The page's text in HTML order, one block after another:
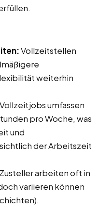
Vollzeitstellen
weiterhin
Vollzeitjobs umfassen
pro Woche, was
und
der Arbeitszeit
arbeiten oft in
variieren können